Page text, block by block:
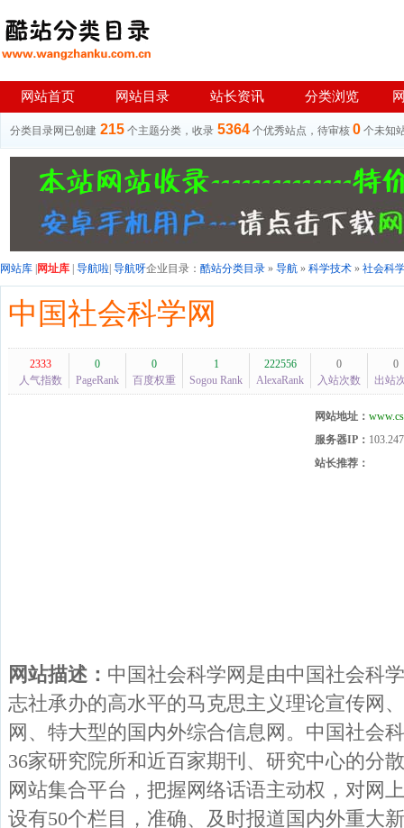
网站首页 网站目录 站长资讯 分类浏览
分类目录网已创建 215 个主题分类，收录 5364 个优秀站点，待审核 0 个未知
网站库 网址库 导航啦 导航呀企业目录： 酷站分类目录 » 导航 » 科学技术 » 社会科
中国社会科学网
2333
人气指数
0
PageRank
0
百度权重
1
Sogou Rank
222556
AlexaRank
0
入站次数
0
出站
网站地址：
服务器IP：
站长推荐：
网站描述： 中国社会科学网是由中国社会科
志社承办的高水平的马克思主义理论宣传网
网、特大型的国内外综合信息网。中国社会
36家研究院所和近百家期刊、研究中心的分
网站集合平台，把握网络话语主动权，对网
设有50个栏目，准确、及时报道国内外重大